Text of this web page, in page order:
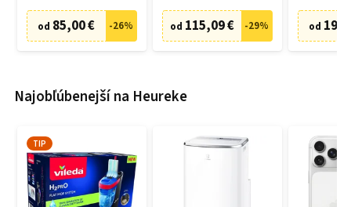
od 85,00 € -26% od 115,09 € -29% od
Najobľúbenejší na Heureke
TIP